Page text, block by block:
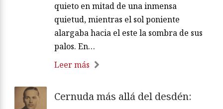
quieto en mitad de una inmensa
quietud, mientras el sol poniente
alargaba hacia el este la sombra de sus
palos. En…
Leer más
Cernuda más allá del desdén: